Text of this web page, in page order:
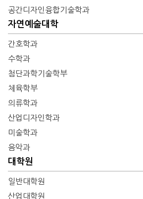
공간디자인융합기술학과
자연예술대학
간호학과
수학과
첨단과학기술학부
체육학부
의류학과
산업디자인학과
미술학과
음악과
대학원
일반대학원
산업대학원